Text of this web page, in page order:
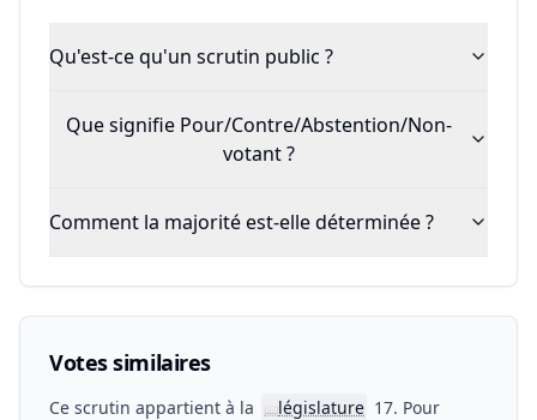
Qu'est-ce qu'un scrutin public ?
Que signifie Pour/Contre/Abstention/Non-
votant ?
Comment la majorité est-elle déterminée ?
Votes similaires
Ce scrutin appartient à la 📖législature 17. Pour